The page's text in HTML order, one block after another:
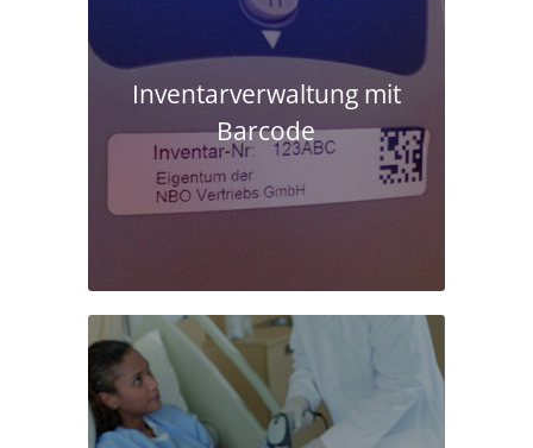
Inventarverwaltung mit
Barcode